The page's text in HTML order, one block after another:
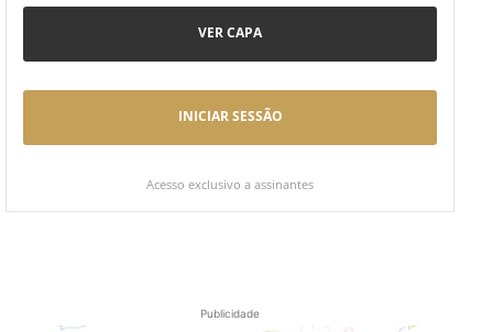
VER CAPA
INICIAR SESSÃO
Acesso exclusivo a assinantes
Publicidade